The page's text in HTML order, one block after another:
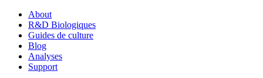
About
R&D Biologiques
Guides de culture
Blog
Analyses
Support